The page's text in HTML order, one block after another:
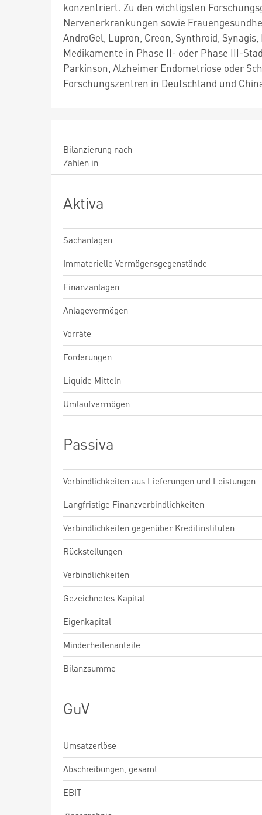
konzentriert. Zu den wichtigsten
Nervenerkrankungen sowie
AndroGel, Lupron, Creon, Synthroid,
Medikamente in Phase II- oder Phase III-
Parkinson, Alzheimer Endometriose oder
Forschungszentren in Deutschland und
Bilanzierung nach
Zahlen in
Aktiva
Sachanlagen
Immaterielle Vermögensgegenstände
Finanzanlagen
Anlagevermögen
Vorräte
Forderungen
Liquide Mitteln
Umlaufvermögen
Passiva
Verbindlichkeiten aus Lieferungen und Leistungen
Langfristige Finanzverbindlichkeiten
Verbindlichkeiten gegenüber Kreditinstituten
Rückstellungen
Verbindlichkeiten
Gezeichnetes Kapital
Eigenkapital
Minderheitenanteile
Bilanzsumme
GuV
Umsatzerlöse
Abschreibungen, gesamt
EBIT